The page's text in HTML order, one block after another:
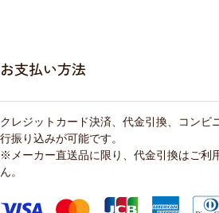
お支払い方法
クレジットカード決済、代金引換、コンビ
行振り込みが可能です。
※メーカー直送品に限り、代金引換はご利
ん。